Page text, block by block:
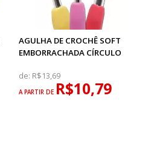
AGULHA DE CROCHÊ SOFT
EMBORRACHADA CÍRCULO
de: R$13,69
A PARTIR DE R$10,79